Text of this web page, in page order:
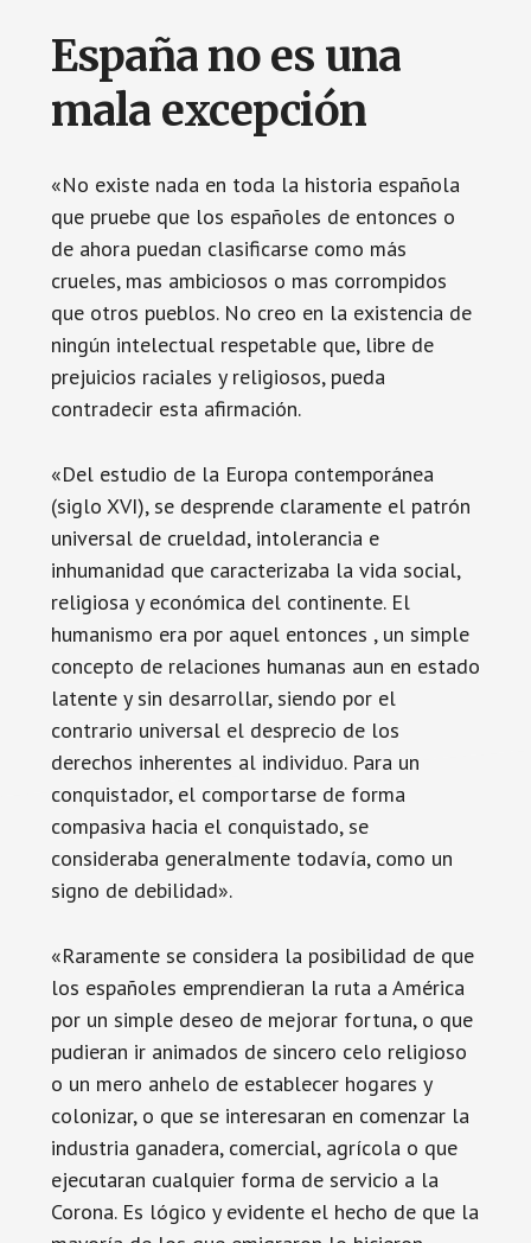
España no es una
mala excepción
«No existe nada en toda la historia española
que pruebe que los españoles de entonces o
de ahora puedan clasificarse como más
crueles, mas ambiciosos o mas corrompidos
que otros pueblos. No creo en la existencia de
ningún intelectual respetable que, libre de
prejuicios raciales y religiosos, pueda
contradecir esta afirmación.
«Del estudio de la Europa contemporánea
(siglo XVI), se desprende claramente el patrón
universal de crueldad, intolerancia e
inhumanidad que caracterizaba la vida social,
religiosa y económica del continente. El
humanismo era por aquel entonces , un simple
concepto de relaciones humanas aun en estado
latente y sin desarrollar, siendo por el
contrario universal el desprecio de los
derechos inherentes al individuo. Para un
conquistador, el comportarse de forma
compasiva hacia el conquistado, se
consideraba generalmente todavía, como un
signo de debilidad».
«Raramente se considera la posibilidad de que
los españoles emprendieran la ruta a América
por un simple deseo de mejorar fortuna, o que
pudieran ir animados de sincero celo religioso
o un mero anhelo de establecer hogares y
colonizar, o que se interesaran en comenzar la
industria ganadera, comercial, agrícola o que
ejecutaran cualquier forma de servicio a la
Corona. Es lógico y evidente el hecho de que la